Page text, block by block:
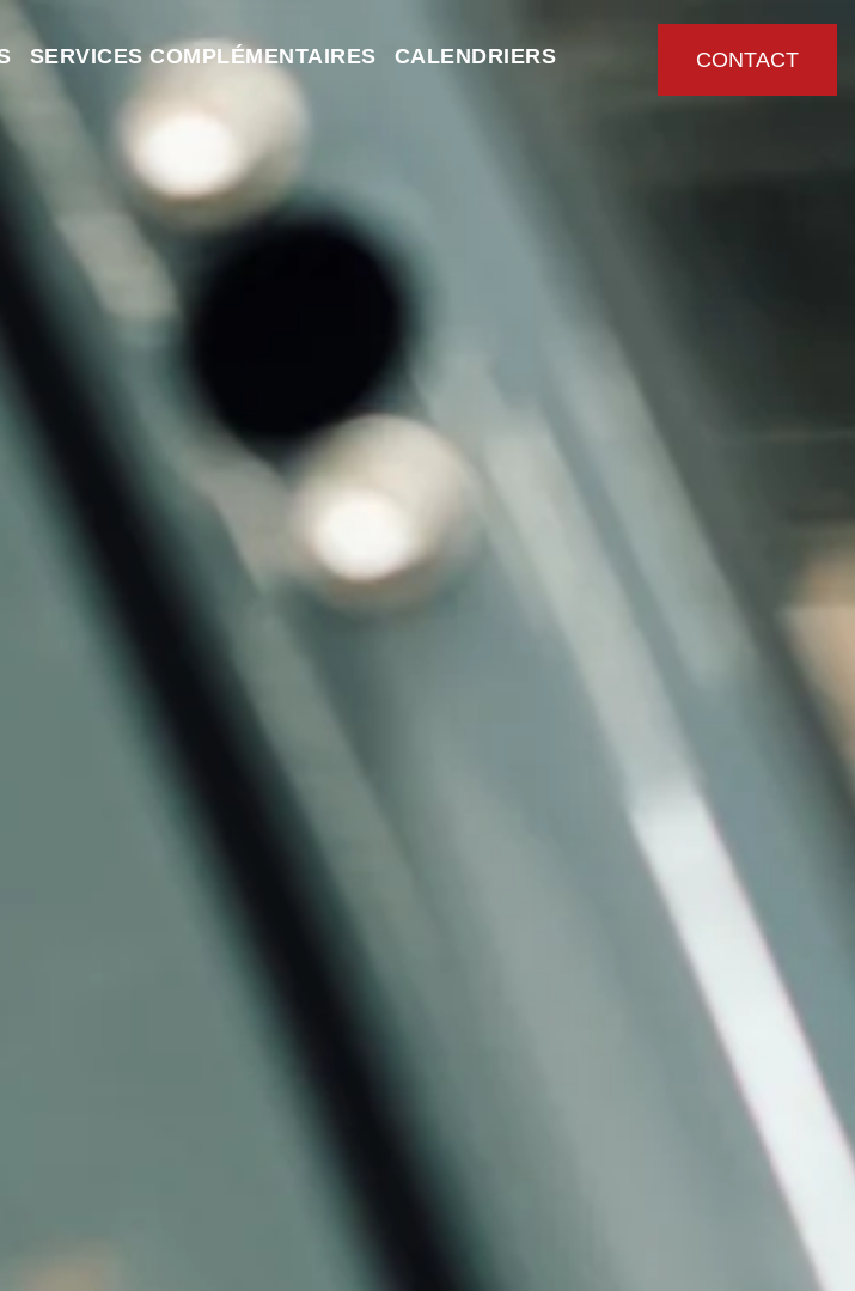
SERVICES COMPLÉMENTAIRES CALENDRIERS CONTACT